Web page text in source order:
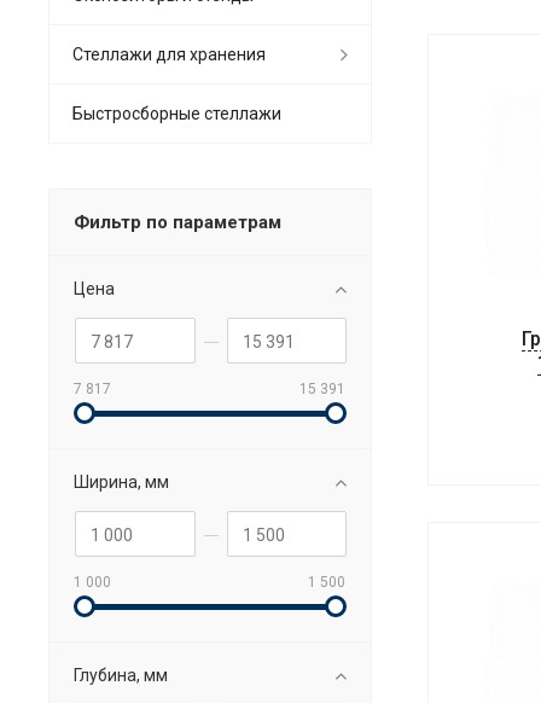
Стеллажи для хранения
Быстросборные стеллажи
Фильтр по параметрам
Цена
7 817 15 391
Ширина, мм
1 000 1 500
Глубина, мм